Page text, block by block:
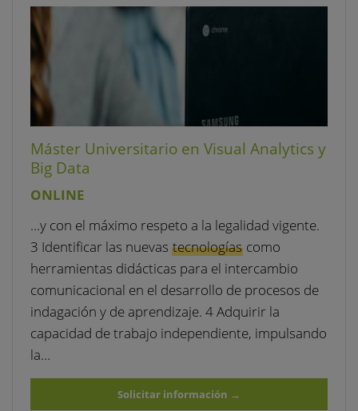
Máster Universitario en Visual Analytics y
Big Data
ONLINE
…y con el máximo respeto a la legalidad vigente.
3 Identificar las nuevas tecnologíascomo
herramientas didácticas para el intercambio
comunicacional en el desarrollo de procesos de
indagación y de aprendizaje. 4 Adquirir la
capacidad de trabajo independiente, impulsando
la…
Solicitar información →